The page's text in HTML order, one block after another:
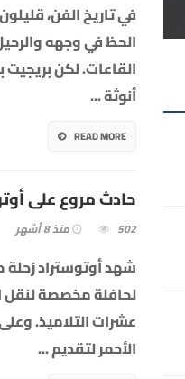
في تاريخ الفن،
الحظ في وجهه
القاعات. لكن بريجيت
أنوثة...
READ MORE
حادث مروع على
502
شهد أوتوستراد
لحافلة مخصصة لنقل
عشرات التلاميذ.
الأحمر لتقديم...